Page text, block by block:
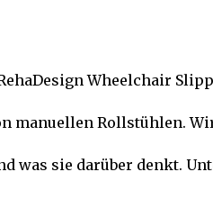
Wheelchair
manuellen Rollstühlen.
was sie darüber denkt.